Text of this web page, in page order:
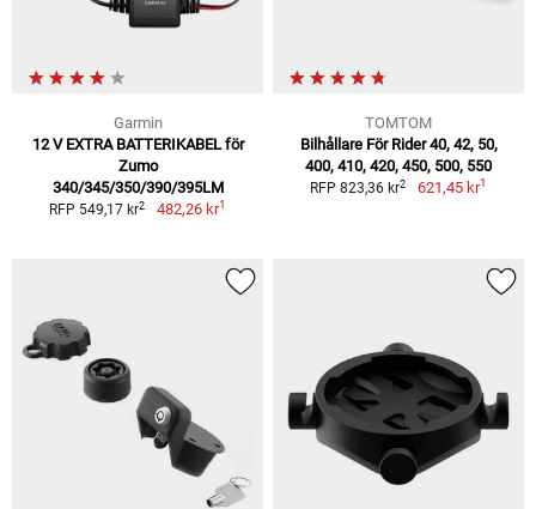
Garmin
12 V EXTRA BATTERIKABEL för
Zumo
340/345/350/390/395LM
RFP 549,17 kr2 482,26 kr1
TOMTOM
Bilhållare För Rider 40, 42, 50,
400, 410, 420, 450, 500, 550
RFP 823,36 kr2 621,45 kr1